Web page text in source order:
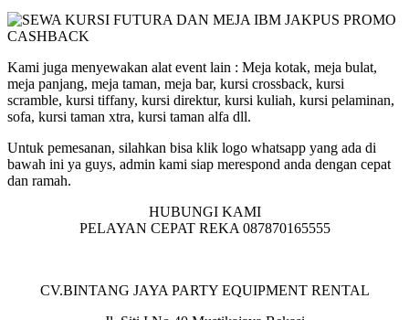
Kami juga menyewakan alat event lain : Meja kotak, meja bulat,
meja panjang, meja taman, meja bar, kursi crossback, kursi
scramble, kursi tiffany, kursi direktur, kursi kuliah, kursi pelaminan,
sofa, kursi taman xtra, kursi taman alfa dll.
Untuk pemesanan, silahkan bisa klik logo whatsapp yang ada di
bawah ini ya guys, admin kami siap merespond anda dengan cepat
dan ramah.
HUBUNGI KAMI
PELAYAN CEPAT REKA 087870165555
CV.BINTANG JAYA PARTY EQUIPMENT RENTAL